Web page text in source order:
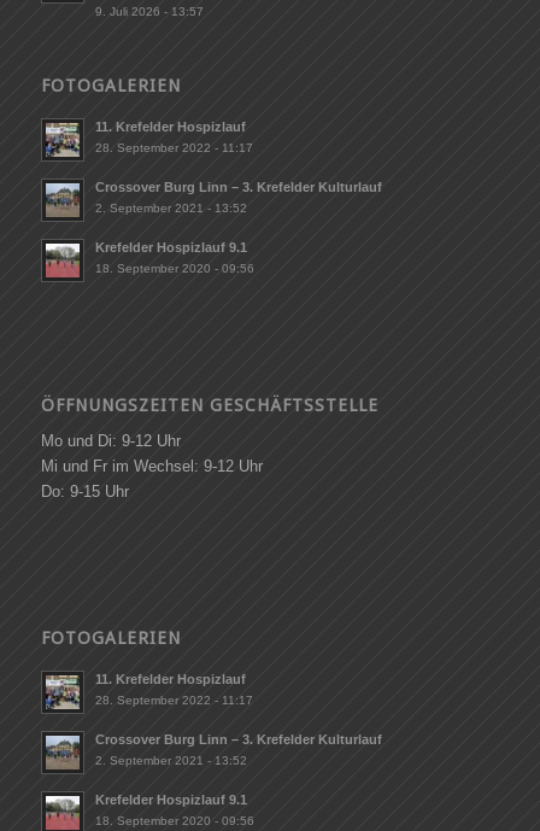
9. Juli 2026 - 13:57
FOTOGALERIEN
11. Krefelder Hospizlauf
28. September 2022 - 11:17
Crossover Burg Linn – 3. Krefelder Kulturlauf
2. September 2021 - 13:52
Krefelder Hospizlauf 9.1
18. September 2020 - 09:56
ÖFFNUNGSZEITEN GESCHÄFTSSTELLE
Mo und Di: 9-12 Uhr
Mi und Fr im Wechsel: 9-12 Uhr
Do: 9-15 Uhr
FOTOGALERIEN
11. Krefelder Hospizlauf
28. September 2022 - 11:17
Crossover Burg Linn – 3. Krefelder Kulturlauf
2. September 2021 - 13:52
Krefelder Hospizlauf 9.1
18. September 2020 - 09:56